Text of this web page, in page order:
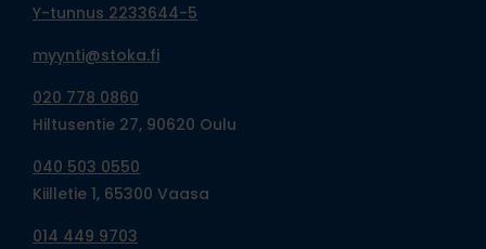
Y-tunnus 2233644-5
myynti@stoka.fi
020 778 0860
Hiltusentie 27, 90620 Oulu
040 503 0550
Kiilletie 1, 65300 Vaasa
014 449 9703